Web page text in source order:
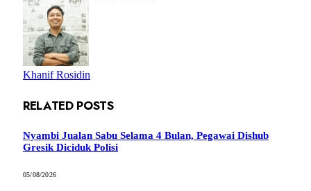
Khanif Rosidin
RELATED POSTS
Nyambi Jualan Sabu Selama 4 Bulan, Pegawai Dishub
Gresik Diciduk Polisi
05/08/2026